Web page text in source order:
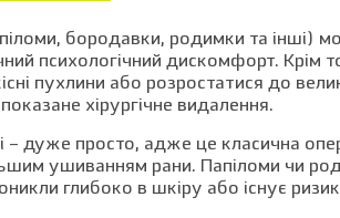
бородавки, родимки та інші)
психологічний дискомфорт. Крім
пухлини або розростатися до
хірургічне видалення.
– дуже просто, адже це класична
ушиванням рани. Папіломи чи
глибоко в шкіру або існує ризик